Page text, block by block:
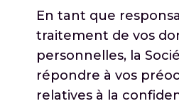
En tant que
traitement de vos
personnelles, la
répondre à vos
relatives à la